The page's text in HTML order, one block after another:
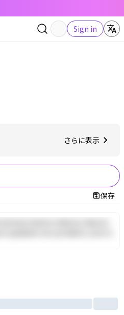
Sign in
さらに表示
保存
exercitation ullamco laboris